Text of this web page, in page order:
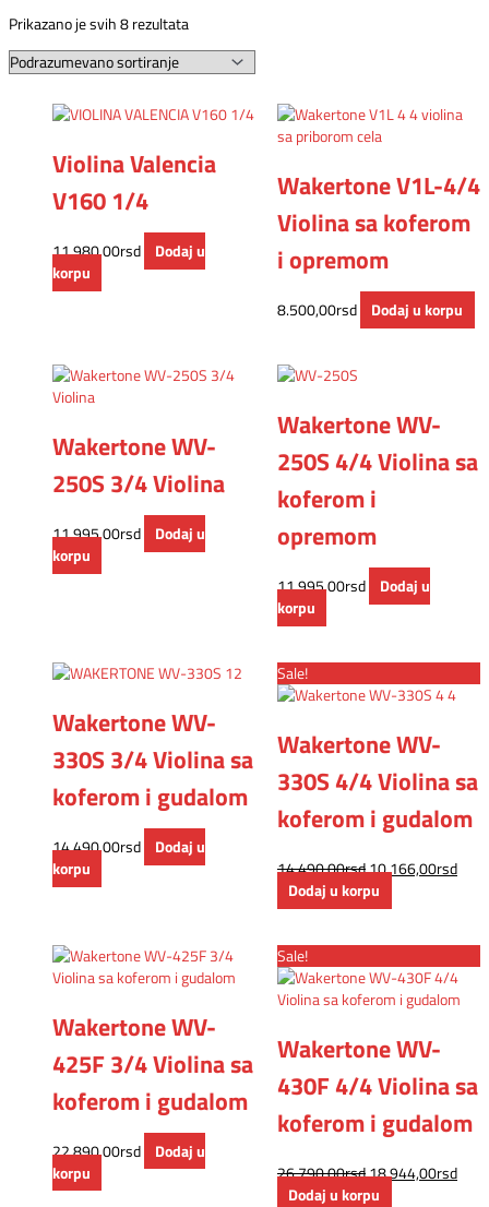
Prikazano je svih 8 rezultata
Violina Valencia
V160 1/4
11.980,00rsd
Dodaj u
korpu
Wakertone V1L-4/4
Violina sa koferom
i opremom
8.500,00rsd Dodaj u korpu
Wakertone WV-
250S 3/4 Violina
11.995,00rsd
Dodaj u
korpu
Wakertone WV-
250S 4/4 Violina sa
koferom i
opremom
11.995,00rsd
Dodaj u
korpu
Wakertone WV-
330S 3/4 Violina sa
koferom i gudalom
14.490,00rsd
Dodaj u
korpu
Sale!
Wakertone WV-
330S 4/4 Violina sa
koferom i gudalom
14.490,00rsd10.166,00rsd
Dodaj u korpu
Wakertone WV-
425F 3/4 Violina sa
koferom i gudalom
22.890,00rsd
Dodaj u
korpu
Sale!
Wakertone WV-
430F 4/4 Violina sa
koferom i gudalom
26.790,00rsd18.944,00rsd
Dodaj u korpu